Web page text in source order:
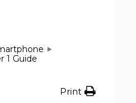
1 Guide
Print